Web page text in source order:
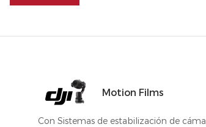
Motion Films
Con Sistemas de estabilización de